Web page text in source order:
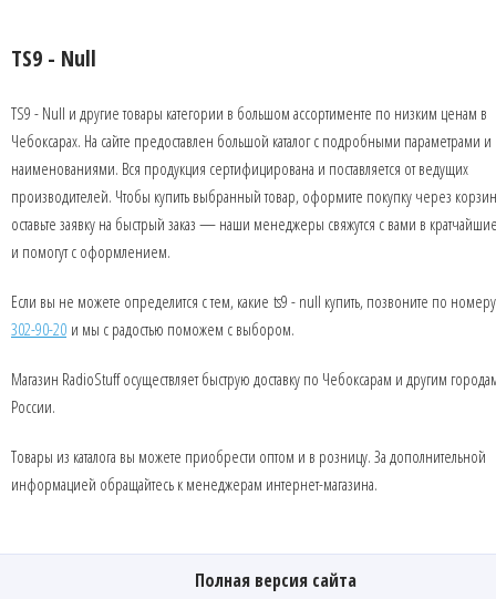
TS9 - Null
TS9 - Null и другие товары категории в большом ассортименте по низким ценам в
Чебоксарах. На сайте предоставлен большой каталог с подробными параметрами и
наименованиями. Вся продукция сертифицирована и поставляется от ведущих
производителей. Чтобы купить выбранный товар, оформите покупку через
оставьте заявку на быстрый заказ — наши менеджеры свяжутся с вами в
и помогут с оформлением.
Если вы не можете определится с тем, какие ts9 - null купить, позвоните по
302-90-20 и мы с радостью поможем с выбором.
Магазин RadioStuff осуществляет быструю доставку по Чебоксарам и другим
России.
Товары из каталога вы можете приобрести оптом и в розницу. За дополнительной
информацией обращайтесь к менеджерам интернет-магазина.
Полная версия сайта